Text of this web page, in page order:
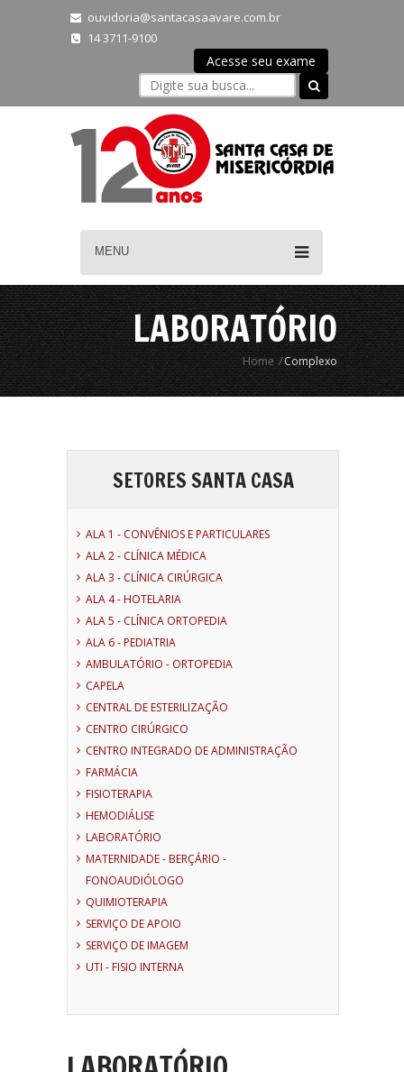
ouvidoria@santacasaavare.com.br
14 3711-9100
Acesse seu exame
MENU
LABORATÓRIO
Home /Complexo
SETORES SANTA CASA
ALA 1 - CONVÊNIOS E PARTICULARES
ALA 2 - CLÍNICA MÉDICA
ALA 3 - CLÍNICA CIRÚRGICA
ALA 4 - HOTELARIA
ALA 5 - CLÍNICA ORTOPEDIA
ALA 6 - PEDIATRIA
AMBULATÓRIO - ORTOPEDIA
CAPELA
CENTRAL DE ESTERILIZAÇÃO
CENTRO CIRÚRGICO
CENTRO INTEGRADO DE ADMINISTRAÇÃO
FARMÁCIA
FISIOTERAPIA
HEMODIÁLISE
LABORATÓRIO
MATERNIDADE - BERÇÁRIO -
FONOAUDIÓLOGO
QUIMIOTERAPIA
SERVIÇO DE APOIO
SERVIÇO DE IMAGEM
UTI - FISIO INTERNA